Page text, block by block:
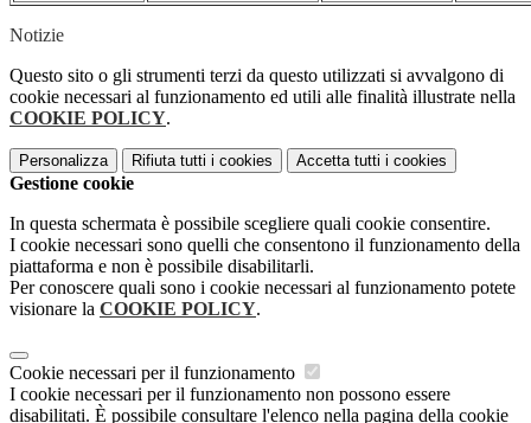
Notizie
Questo sito o gli strumenti terzi da questo utilizzati si avvalgono di
cookie necessari al funzionamento ed utili alle finalità illustrate nella
COOKIE POLICY.
Personalizza Rifiuta tutti i cookies Accetta tutti i cookies
Gestione cookie
In questa schermata è possibile scegliere quali cookie consentire.
I cookie necessari sono quelli che consentono il funzionamento della
piattaforma e non è possibile disabilitarli.
Per conoscere quali sono i cookie necessari al funzionamento potete
visionare la COOKIE POLICY.
Cookie necessari per il funzionamento
I cookie necessari per il funzionamento non possono essere
disabilitati. È possibile consultare l'elenco nella pagina della cookie